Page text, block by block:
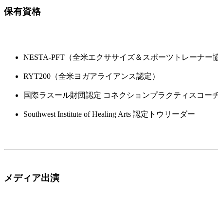
保有資格
NESTA-PFT（全米エクササイズ＆スポーツトレーナー
RYT200（全米ヨガアライアンス認定）
国際ラスール財団認定 コネクションプラクティスコー
Southwest Institute of Healing Arts 認定トウリーダー
メディア出演